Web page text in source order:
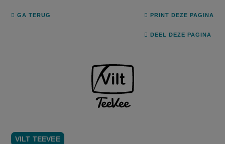
GA TERUG PRINT DEZE PAGINA
DEEL DEZE PAGINA
VILT TEEVEE